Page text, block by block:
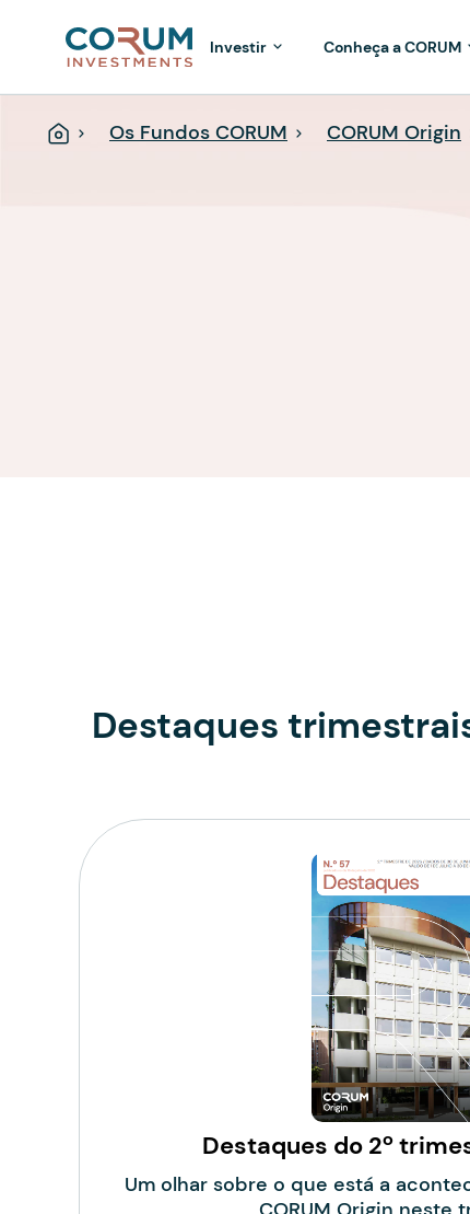
PáginaOs Fundos CORUM CORUM Origin
Investir Conheça a CORUM
Destaques
Destaques do 2º
Um olhar sobre o que está a